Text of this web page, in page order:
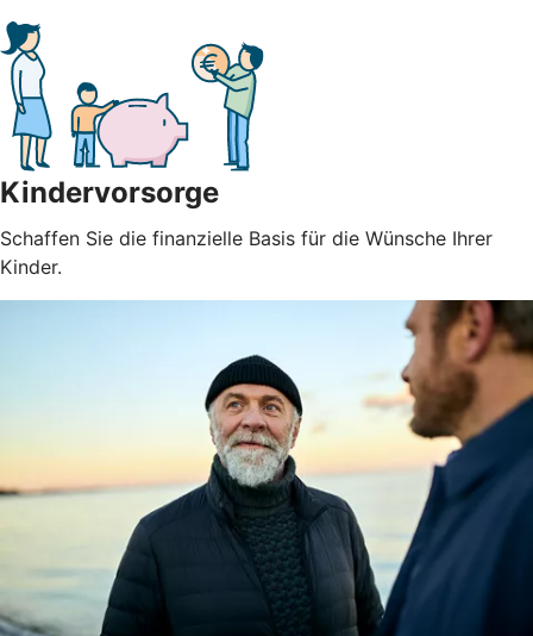
Kindervorsorge
Schaffen Sie die finanzielle Basis für die Wünsche Ihrer
Kinder.